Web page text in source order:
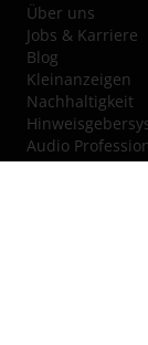
Über uns
Jobs & Karriere
Blog
Kleinanzeigen
Nachhaltigkeit
Audio